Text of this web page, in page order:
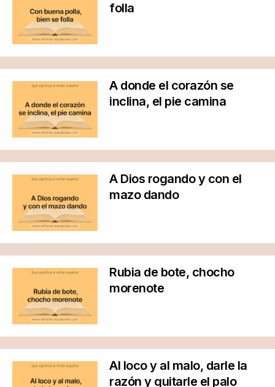
folla
A donde el corazón se
inclina, el pie camina
A Dios rogando y con el
mazo dando
Rubia de bote, chocho
morenote
Al loco y al malo, darle la
razón y quitarle el palo